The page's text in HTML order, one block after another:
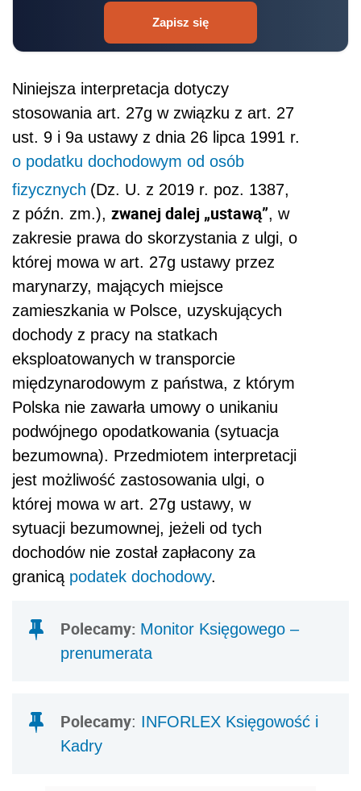
Zapisz się
Niniejsza interpretacja dotyczy
stosowania art. 27g w związku z art. 27
ust. 9 i 9a ustawy z dnia 26 lipca 1991 r.
o podatku dochodowym od osób
fizycznych (Dz. U. z 2019 r. poz. 1387,
z późn. zm.), zwanej dalej „ustawą”, w
zakresie prawa do skorzystania z ulgi, o
której mowa w art. 27g ustawy przez
marynarzy, mających miejsce
zamieszkania w Polsce, uzyskujących
dochody z pracy na statkach
eksploatowanych w transporcie
międzynarodowym z państwa, z którym
Polska nie zawarła umowy o unikaniu
podwójnego opodatkowania (sytuacja
bezumowna). Przedmiotem interpretacji
jest możliwość zastosowania ulgi, o
której mowa w art. 27g ustawy, w
sytuacji bezumownej, jeżeli od tych
dochodów nie został zapłacony za
granicą podatek dochodowy.
Polecamy: Monitor Księgowego –
prenumerata
Polecamy: INFORLEX Księgowość i
Kadry